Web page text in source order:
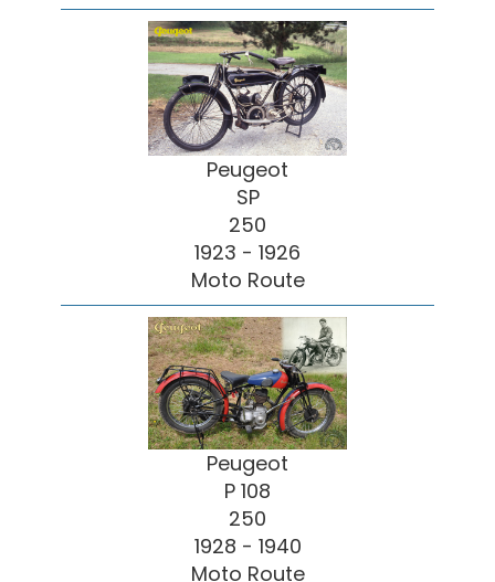
Peugeot
SP
250
1923 - 1926
Moto Route
Peugeot
P 108
250
1928 - 1940
Moto Route